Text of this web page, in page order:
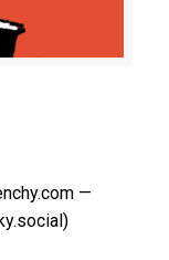
—